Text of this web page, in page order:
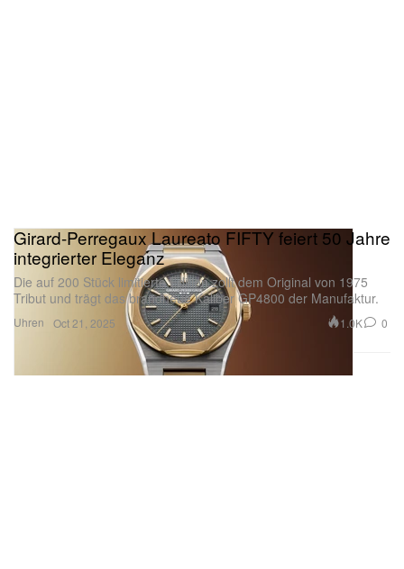
Uhren
Girard-Perregaux Laureato FIFTY feiert 50 Jahre
integrierter Eleganz
Die auf 200 Stück limitierte Edition zollt dem Original von 1975
Tribut und trägt das brandneue Kaliber GP4800 der Manufaktur.
Oct 21, 2025 1.0K 0